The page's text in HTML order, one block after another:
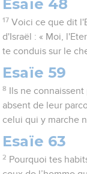
Esaïe 48
17 Voici ce que dit
d'Israël : « Moi,
te conduis sur le
Esaïe 59
8
Ils ne
absent de leur
celui qui y marche
Esaïe 63
2 Pourquoi tes